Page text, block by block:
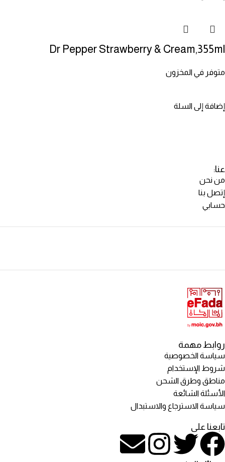
Dr Pepper Strawberry & Cream,355ml
متوفر في المخزون
إضافة إلى السلة
عنا:
من نحن
إتصل بنا
حسابي
روابط مهمة
سياسة الخصوصية
شروط الإستخدام
مناطق وطرق الشحن
الأسئلة الشائعة
سياسة الاسترجاع والاستبدال
تابعنا على